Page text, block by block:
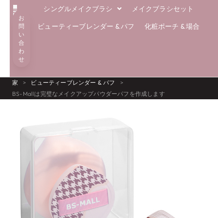
お
問
い
合
わ
せ
シングルメイクブラシ
メイクブラシセット
ビューティーブレンダー & パフ
化粧ポーチ & 場合
家 > ビューティーブレンダー & パフ
>
BS-Mallは完璧なメイクアップパウダーパフを作成します